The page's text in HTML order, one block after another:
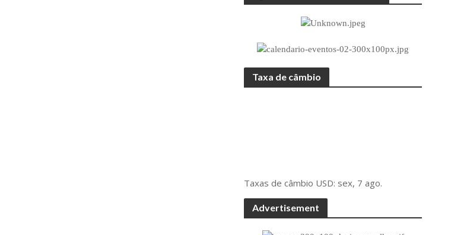
Taxa de câmbio
Taxas de câmbio USD: sex, 7 ago.
Advertisement